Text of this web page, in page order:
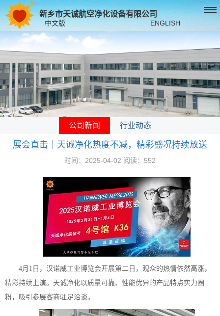
新乡市天诚航空净化设备有限公司
中文版 ENGLISH
公司新闻 行业动态
展会直击｜天诚净化热度不减，精彩盛况持续放送
时间：2025-04-02 阅读：552
4月1日，汉诺威工业博览会开展第二日，观众的热情依然高涨，
精彩持续上演。天诚净化以质量可靠、性能优异的产品特点实力圈
粉，吸引参展客商驻足洽谈。